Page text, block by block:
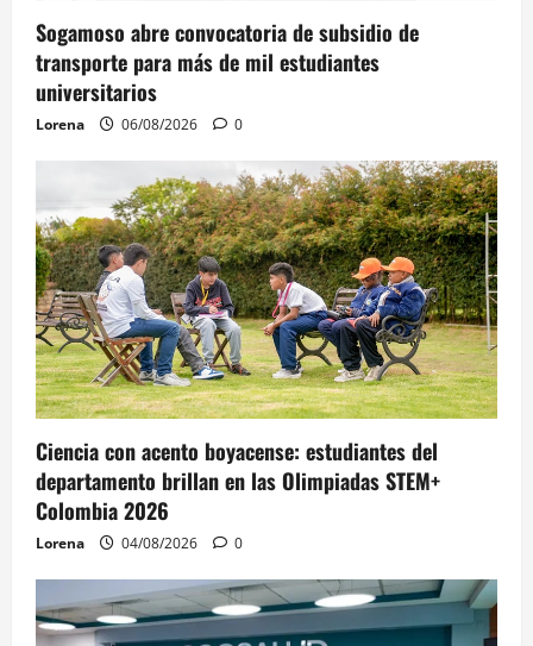
Sogamoso abre convocatoria de subsidio de
transporte para más de mil estudiantes
universitarios
Lorena 06/08/2026 0
Ciencia con acento boyacense: estudiantes del
departamento brillan en las Olimpiadas STEM+
Colombia 2026
Lorena 04/08/2026 0